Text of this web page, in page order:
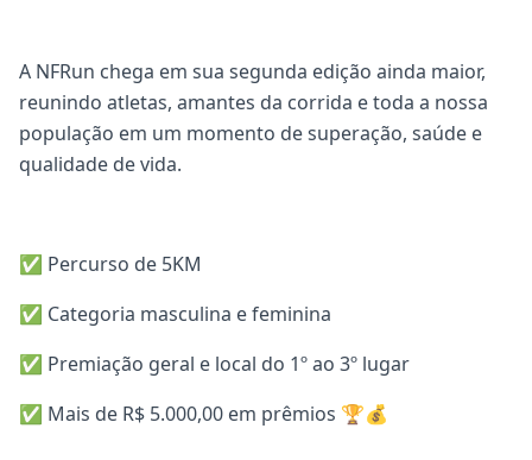
A NFRun chega em sua segunda edição ainda maior,
reunindo atletas, amantes da corrida e toda a nossa
população em um momento de superação, saúde e
qualidade de vida.
✅ Percurso de 5KM
✅ Categoria masculina e feminina
✅ Premiação geral e local do 1º ao 3º lugar
✅ Mais de R$ 5.000,00 em prêmios 🏆💰